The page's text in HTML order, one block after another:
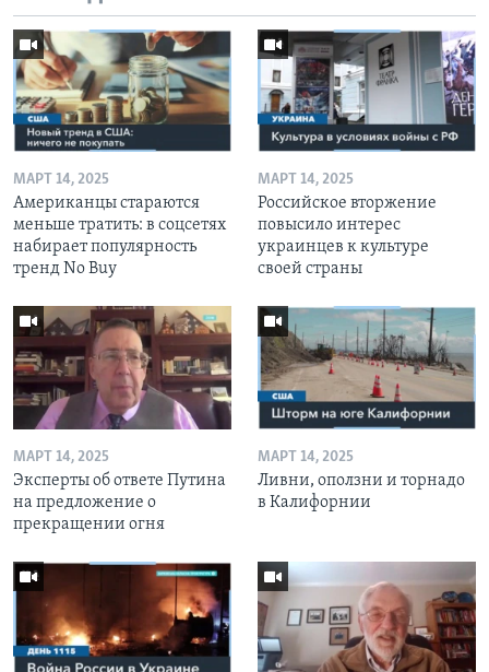
МАРТ 14, 2025
Американцы стараются
меньше тратить: в соцсетях
набирает популярность
тренд No Buy
МАРТ 14, 2025
Российское вторжение
повысило интерес
украинцев к культуре
своей страны
МАРТ 14, 2025
Эксперты об ответе Путина
на предложение о
прекращении огня
МАРТ 14, 2025
Ливни, оползни и торнадо
в Калифорнии